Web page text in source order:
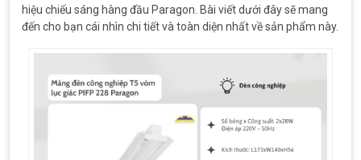
hiệu chiếu sáng hàng đầu Paragon. Bài viết dưới đây sẽ mang
đến cho bạn cái nhìn chi tiết và toàn diện nhất về sản phẩm này.